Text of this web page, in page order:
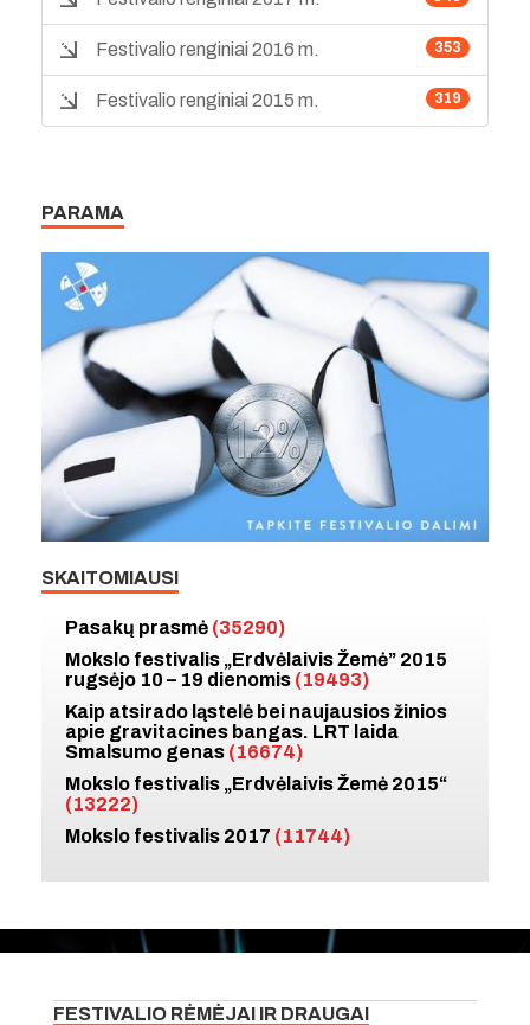
353
Festivalio renginiai 2016 m.
319
Festivalio renginiai 2015 m.
PARAMA
SKAITOMIAUSI
Pasakų prasmė (35290)
Mokslo festivalis „Erdvėlaivis Žemė” 2015
rugsėjo 10 – 19 dienomis (19493)
Kaip atsirado ląstelė bei naujausios žinios
apie gravitacines bangas. LRT laida
Smalsumo genas (16674)
Mokslo festivalis „Erdvėlaivis Žemė 2015“
(13222)
Mokslo festivalis 2017 (11744)
FESTIVALIO RĖMĖJAI IR DRAUGAI